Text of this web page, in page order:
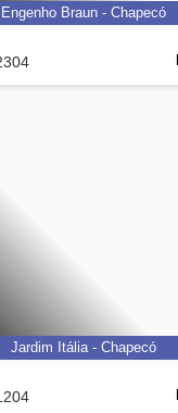
Engenho Braun - Chapecó
Jardim Itália - Chapecó